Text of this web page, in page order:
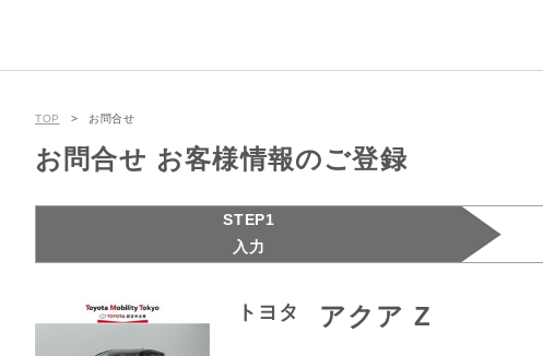
TOP お問合せ
お問合せ お客様情報のご登録
STEP1
入力
トヨタ アクア Z